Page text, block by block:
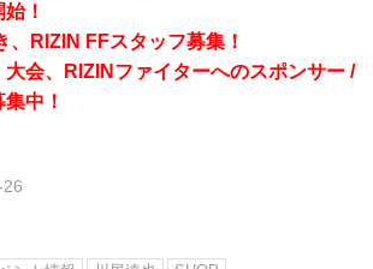
！
RIZIN FFスタッフ募集！
会、RIZINファイターへのスポンサー /
中！